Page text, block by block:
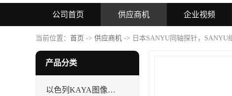
公司首页 供应商机 企业视频
当前位置： 首页 -> 供应商机 -> 日本SANYU同轴探针，SANYU
产品分类
以色列KAYA图像采集卡，数据采集卡